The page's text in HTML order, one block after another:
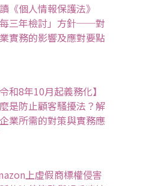
《個人情報保護法》
每三年檢討」方針──對
實務的影響及應對要點
令和8年10月起義務化】
是防止顧客騷擾法？解
業所需的對策與實務應
上虛假商標權侵害